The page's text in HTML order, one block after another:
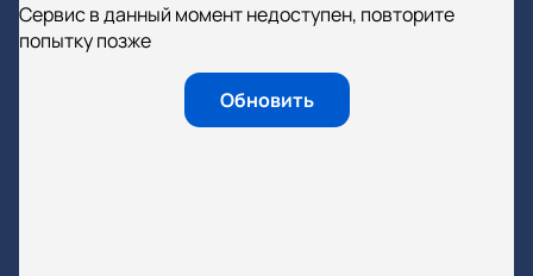
Сервис в данный момент недоступен, повторите
попытку позже
Обновить